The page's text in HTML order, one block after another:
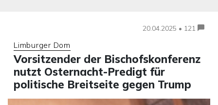
20.04.2025 • 121
Limburger Dom
Vorsitzender der Bischofskonferenz
nutzt Osternacht-Predigt für
politische Breitseite gegen Trump